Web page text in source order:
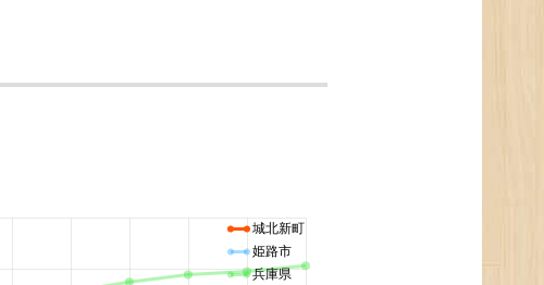
城北新町
姫路市
兵庫県